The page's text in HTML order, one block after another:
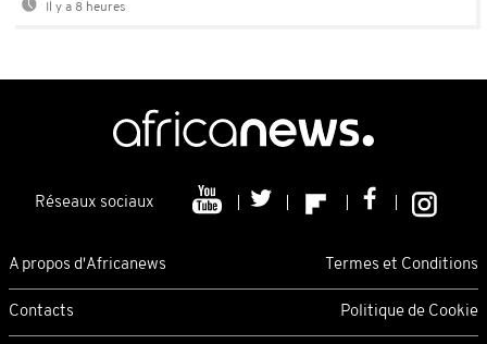
Il y a 8 heures
Réseaux sociaux
A propos d'Africanews Termes et Conditions
Contacts Politique de Cookie